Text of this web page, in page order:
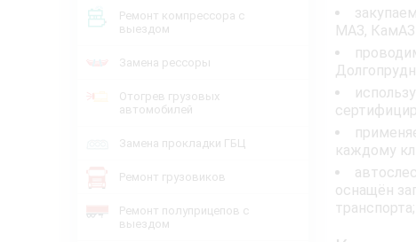
Ремонт компрессора с
выездом
Замена рессоры
Отогрев грузовых
автомобилей
Замена прокладки ГБЦ
Ремонт грузовиков
Ремонт полуприцепов с
выездом
МАЗ, КамАЗ
каждому
оснащён
транспорта;